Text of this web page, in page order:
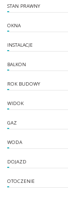
STAN PRAWNY
OKNA
INSTALACJE
BALKON
ROK BUDOWY
WIDOK
GAZ
WODA
DOJAZD
OTOCZENIE